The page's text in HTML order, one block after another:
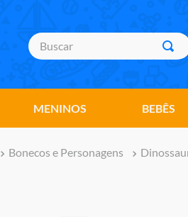
Buscar
MENINOS BEBÊS
Bonecos e Personagens